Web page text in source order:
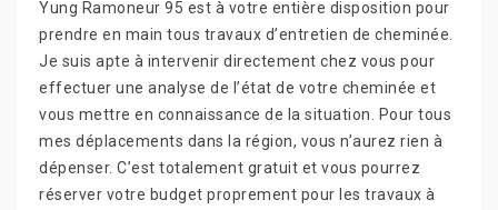
Yung Ramoneur 95 est à votre entière disposition pour
prendre en main tous travaux d’entretien de cheminée.
Je suis apte à intervenir directement chez vous pour
effectuer une analyse de l’état de votre cheminée et
vous mettre en connaissance de la situation. Pour tous
mes déplacements dans la région, vous n’aurez rien à
dépenser. C’est totalement gratuit et vous pourrez
réserver votre budget proprement pour les travaux à